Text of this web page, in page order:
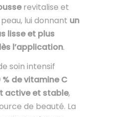
revitalise et
lui donnant un
lisse et plus
l’application.
soin intensif
% de vitamine C
active et stable,
de beauté. La